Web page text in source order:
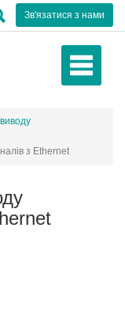
Зв'язатися з нами
з Ethernet